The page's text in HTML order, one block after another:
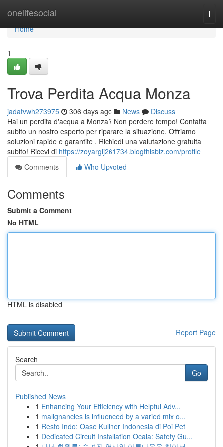
onelifesocial
Home
Home
1
Trova Perdita Acqua Monza
jadatvwh273975 306 days ago News
Discuss
Hai un perdita d'acqua a Monza? Non perdere tempo! Contatta
subito un nostro esperto per riparare la situazione. Offriamo
soluzioni rapide e garantite . Richiedi una valutazione gratuita
subito! Ricevi di https://zoyarglj261734.blogthisbiz.com/profile
Comments
Who Upvoted
Comments
Submit a Comment
No HTML
HTML is disabled
Report Page
Search
Go
Published News
1 Enhancing Your Efficiency with Helpful Adv...
1 malignancies is influenced by a varied mix o...
1 Resto Indo: Oase Kuliner Indonesia di Poi Pet
1 Dedicated Circuit Installation Ocala: Safety Gu...